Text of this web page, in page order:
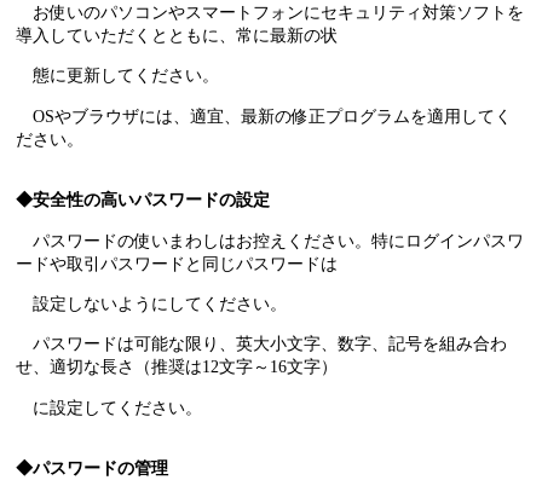
お使いのパソコンやスマートフォンにセキュリティ対策ソフトを
導入していただくとともに、常に最新の状
態に更新してください。
OSやブラウザには、適宜、最新の修正プログラムを適用してく
ださい。
◆安全性の高いパスワードの設定
パスワードの使いまわしはお控えください。特にログインパスワ
ードや取引パスワードと同じパスワードは
設定しないようにしてください。
パスワードは可能な限り、英大小文字、数字、記号を組み合わ
せ、適切な長さ（推奨は12文字～16文字）
に設定してください。
◆パスワードの管理